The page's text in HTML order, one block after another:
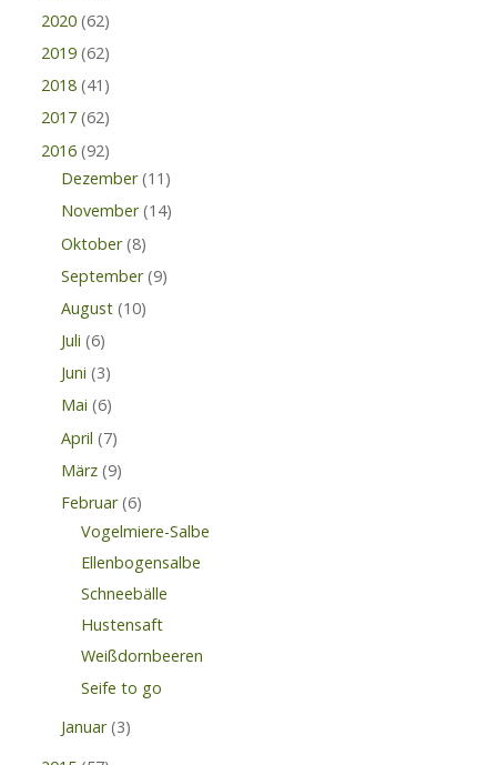
2020 (62)
2019 (62)
2018 (41)
2017 (62)
2016 (92)
Dezember (11)
November (14)
Oktober (8)
September (9)
August (10)
Juli (6)
Juni (3)
Mai (6)
April (7)
März (9)
Februar (6)
Vogelmiere-Salbe
Ellenbogensalbe
Schneebälle
Hustensaft
Weißdornbeeren
Seife to go
Januar (3)